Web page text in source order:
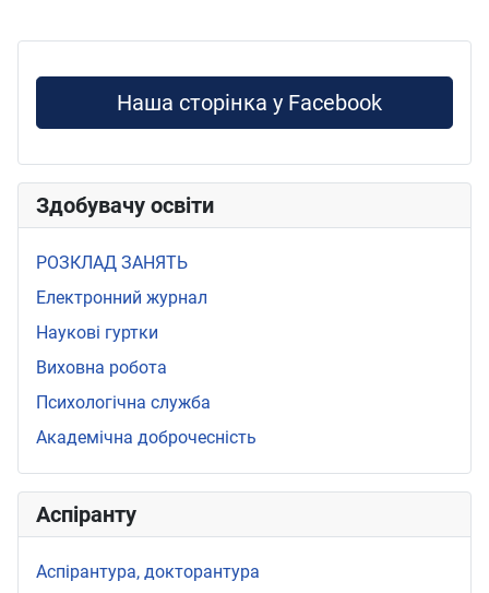
Наша сторінка у Facebook
Здобувачу освіти
РОЗКЛАД ЗАНЯТЬ
Електронний журнал
Наукові гуртки
Виховна робота
Психологічна служба
Академічна доброчесність
Аспіранту
Аспірантура, докторантура